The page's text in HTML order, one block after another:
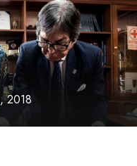
, 2018